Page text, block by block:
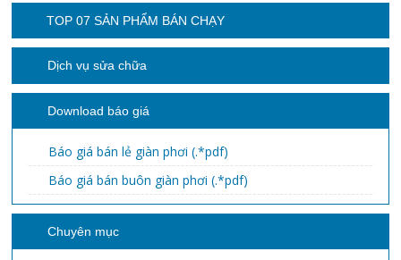
TOP 07 SẢN PHẨM BÁN CHẠY
Dịch vụ sửa chữa
Download báo giá
Báo giá bán lẻ giàn phơi (.*pdf)
Báo giá bán buôn giàn phơi (.*pdf)
Chuyên mục